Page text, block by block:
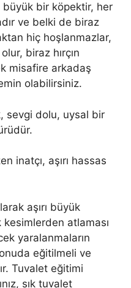
bir köpektir, her
ve belki de biraz
hiç hoşlanmazlar,
biraz hırçın
misafire arkadaş
olabilirsiniz.
sevgi dolu, uysal bir
inatçı, aşırı hassas
aşırı büyük
atlaması
yaralanmaların
eğitilmeli ve
Tuvalet eğitimi
sık tuvalet